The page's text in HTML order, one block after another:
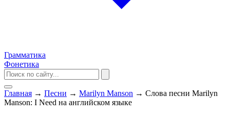
Грамматика
Фонетика
Главная → Песни → Marilyn Manson → Слова песни Marilyn
Manson: I Need на английском языке